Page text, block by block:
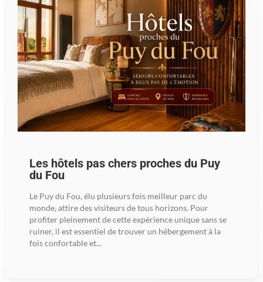
Les hôtels pas chers proches du Puy
du Fou
Le Puy du Fou, élu plusieurs fois meilleur parc du
monde, attire des visiteurs de tous horizons. Pour
profiter pleinement de cette expérience unique sans se
ruiner, il est essentiel de trouver un hébergement à la
fois confortable et...